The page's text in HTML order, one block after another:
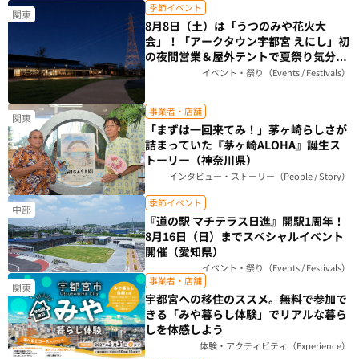
関東 季節イベント
8月8日（土）は「うつのみや花火大
会」！「アークタウン宇都宮 えにし」初
の夜間営業＆屋外テントで夏祭り気分を
楽しもう（栃木県）イベント・祭り（Events / Festivals）
関東 事業者・店舗
「まずは一回来てみ！」茅ヶ崎らしさが
詰まっていた『茅ヶ崎ALOHA』誕生ス
トーリー（神奈川県）
インタビュー・ストーリー（People / Story）
中部 季節イベント
『道の駅 マチテラス日進』開駅1周年！
8月16日（日）までスペシャルイベント
開催（愛知県）
イベント・祭り（Events / Festivals）
関東 事業者・店舗
宇都宮への移住のススメ。無料で参加で
きる「みや暮らし体験」でリアルな暮ら
しを体感しよう
体験・アクティビティ（Experience）